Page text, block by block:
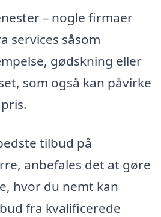
– nogle firmaer
services såsom
gødskning eller
som også kan påvirke
tilbud på
anbefales det at gøre
hvor du nemt kan
fra kvalificerede